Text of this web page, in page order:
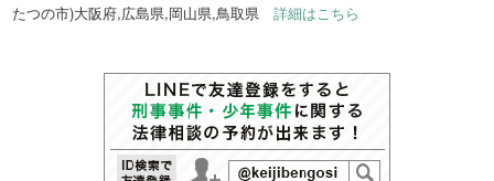
たつの市)大阪府,広島県,岡山県,鳥取県詳細はこちら